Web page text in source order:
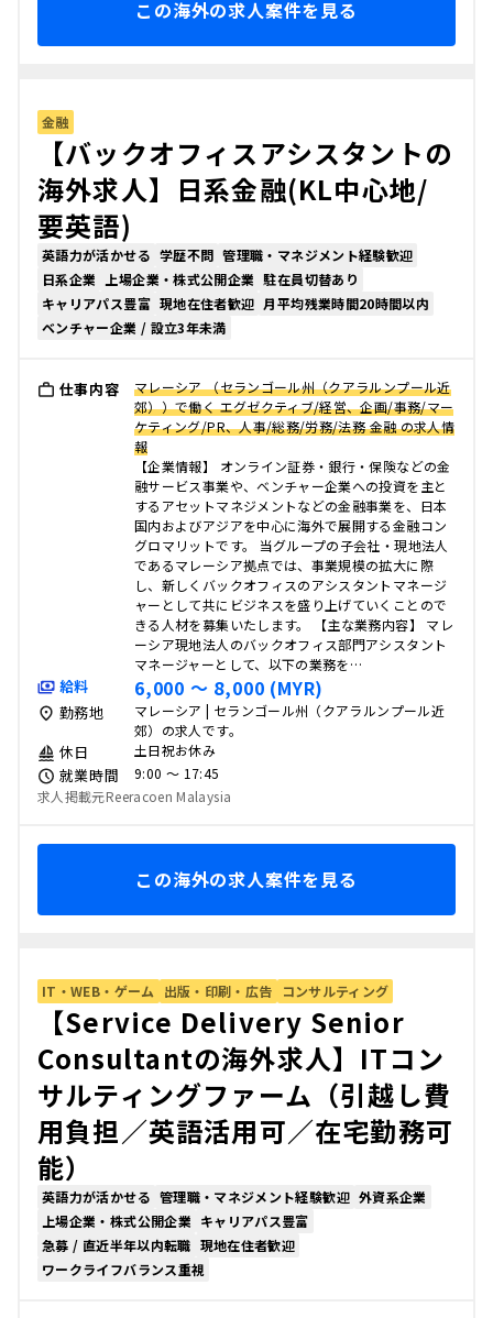
この海外の求人案件を見る
金融
【バックオフィスアシスタントの
海外求人】日系金融(KL中心地/
要英語)
英語力が活かせる 学歴不問 管理職・マネジメント経験歓迎
日系企業
上場企業・株式公開企業 駐在員切替あり
キャリアパス豊富 現地在住者歓迎 月平均残業時間20時間以内
ベンチャー企業 / 設立3年未満
仕事内容
マレーシア （セランゴール州（クアラルンプール近
郊））で働く エグゼクティブ/経営、企画/事務/マー
ケティング/PR、人事/総務/労務/法務 金融 の求人情
報
【企業情報】 オンライン証券・銀行・保険などの金
融サービス事業や、ベンチャー企業への投資を主と
するアセットマネジメントなどの金融事業を、日本
国内およびアジアを中心に海外で展開する金融コン
グロマリットです。 当グループの子会社・現地法人
であるマレーシア拠点では、事業規模の拡大に際
し、新しくバックオフィスのアシスタントマネージ
ャーとして共にビジネスを盛り上げていくことので
きる人材を募集いたします。 【主な業務内容】 マレ
ーシア現地法人のバックオフィス部門アシスタント
マネージャーとして、以下の業務を…
給料 6,000 〜 8,000 (MYR)
勤務地
マレーシア | セランゴール州（クアラルンプール近
郊）の求人です。
休日 土日祝お休み
就業時間
9:00 〜 17:45
求人掲載元Reeracoen Malaysia
この海外の求人案件を見る
IT・WEB・ゲーム 出版・印刷・広告 コンサルティング
【Service Delivery Senior
Consultantの海外求人】ITコン
サルティングファーム（引越し費
用負担／英語活用可／在宅勤務可
能）
英語力が活かせる 管理職・マネジメント経験歓迎 外資系企業
上場企業・株式公開企業 キャリアパス豊富
急募 / 直近半年以内転職 現地在住者歓迎
ワークライフバランス重視